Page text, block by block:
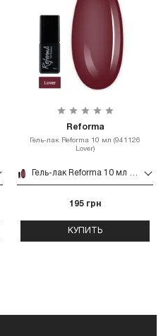
Reforma
Гель-лак Reforma 10 мл (941126
Lover)
Гель-лак Reforma 10 мл (941126 Lover)
195 грн
КУПИТЬ